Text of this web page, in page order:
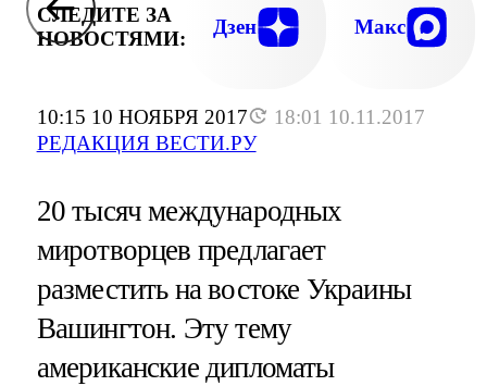
10:15 10 НОЯБРЯ 2017
18:01 10.11.2017
РЕДАКЦИЯ ВЕСТИ.РУ
СЛЕДИТЕ ЗА
НОВОСТЯМИ:
Дзен Макс
20 тысяч международных
миротворцев предлагает
разместить на востоке Украины
Вашингтон. Эту тему
американские дипломаты